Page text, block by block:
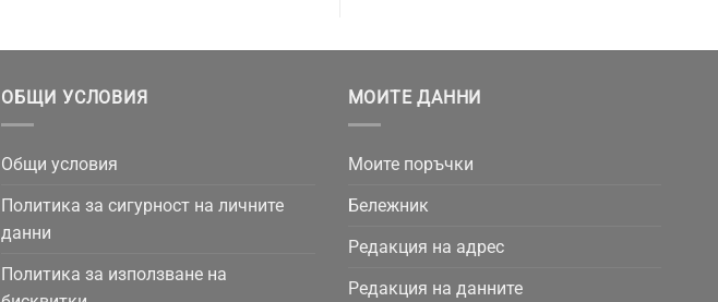
ОБЩИ УСЛОВИЯ
Общи условия
Политика за сигурност на личните
данни
Политика за използване на
МОИТЕ ДАННИ
Моите поръчки
Бележник
Редакция на адрес
Редакция на данните